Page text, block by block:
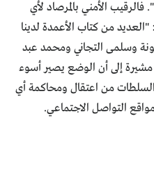
الأمني بالمرصاد لأي
من كتاب الأعمدة لدينا
وسلمى التجاني ومحمد عبد
مشيرة إلى أن الوضع يصير أسوء
من اعتقال ومحاكمة أي
التواصل الاجتماعي.